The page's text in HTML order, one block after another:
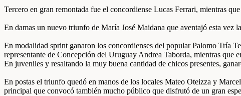
Tercero en gran remontada fue el concordiense Lucas Ferrari, mientras
En damas un nuevo triunfo de María José Maidana que aventajó esta
En modalidad sprint ganaron los concordienses del popular Palomo Tría
representante de Concepción del Uruguay Andrea Taborda, mientras que
En juveniles y resaltando la muy buena cantidad de chicos presentes,
En postas el triunfo quedó en manos de los locales Mateo Oteizza y
principal que convocó también mucho público que disfrutó de un gran